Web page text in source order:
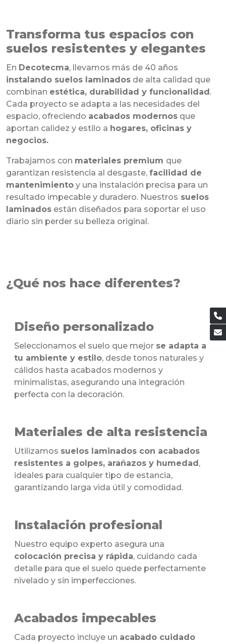
Transforma tus espacios con
suelos resistentes y elegantes
En Decotecma, llevamos más de 40 años
instalando suelos laminados de alta calidad que
combinan estética, durabilidad y funcionalidad .
Cada proyecto se adapta a las necesidades del
espacio, ofreciendo acabados modernos que
aportan calidez y estilo a hogares, oficinas y
negocios.
Trabajamos con materiales premium que
garantizan resistencia al desgaste, facilidad de
mantenimiento y una instalación precisa para un
resultado impecable y duradero. Nuestros suelos
laminados están diseñados para soportar el uso
diario sin perder su belleza original.
¿Qué nos hace diferentes?
Diseño personalizado
Seleccionamos el suelo que mejor se adapta a
tu ambiente y estilo, desde tonos naturales y
cálidos hasta acabados modernos y
minimalistas, asegurando una integración
perfecta con la decoración.
Materiales de alta resistencia
Utilizamos suelos laminados con acabados
resistentes a golpes, arañazos y humedad ,
ideales para cualquier tipo de estancia,
garantizando larga vida útil y comodidad.
Instalación profesional
Nuestro equipo experto asegura una
colocación precisa y rápida, cuidando cada
detalle para que el suelo quede perfectamente
nivelado y sin imperfecciones.
Acabados impecables
Cada proyecto incluye un acabado cuidado